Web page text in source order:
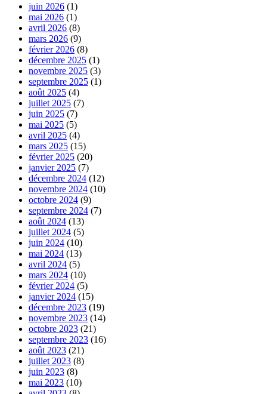
juin 2026 (1)
mai 2026 (1)
avril 2026 (8)
mars 2026 (9)
février 2026 (8)
décembre 2025 (1)
novembre 2025 (3)
septembre 2025 (1)
août 2025 (4)
juillet 2025 (7)
juin 2025 (7)
mai 2025 (5)
avril 2025 (4)
mars 2025 (15)
février 2025 (20)
janvier 2025 (7)
décembre 2024 (12)
novembre 2024 (10)
octobre 2024 (9)
septembre 2024 (7)
août 2024 (13)
juillet 2024 (5)
juin 2024 (10)
mai 2024 (13)
avril 2024 (5)
mars 2024 (10)
février 2024 (5)
janvier 2024 (15)
décembre 2023 (19)
novembre 2023 (14)
octobre 2023 (21)
septembre 2023 (16)
août 2023 (21)
juillet 2023 (8)
juin 2023 (8)
mai 2023 (10)